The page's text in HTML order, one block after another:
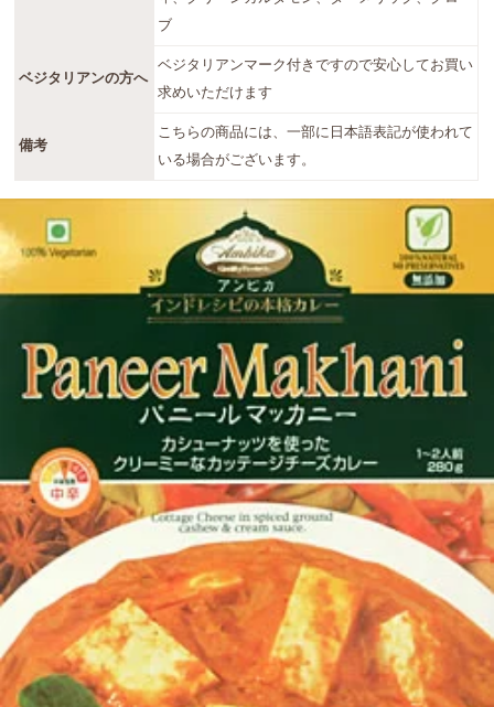
ブ
ベジタリアンの方へ
ベジタリアンマーク付きですので安心してお買い
求めいただけます
備考
こちらの商品には、一部に日本語表記が使われて
いる場合がございます。